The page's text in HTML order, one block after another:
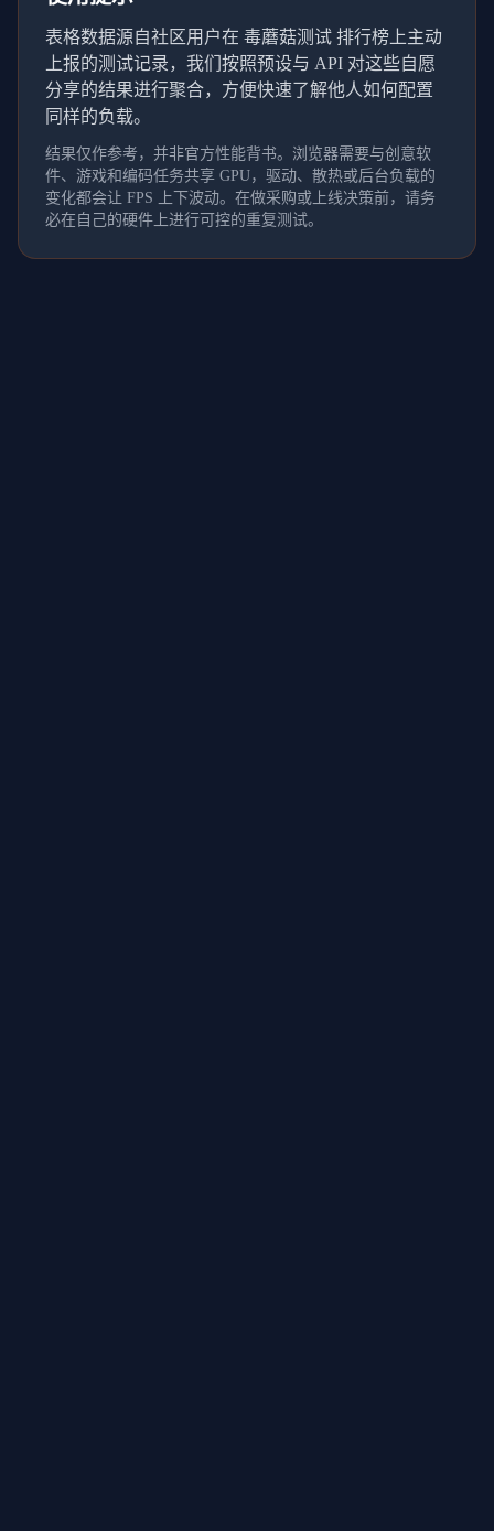
表格数据源自社区用户在 毒蘑菇测试 排行榜上主动
上报的测试记录，我们按照预设与 API 对这些自愿
分享的结果进行聚合，方便快速了解他人如何配置
同样的负载。
结果仅作参考，并非官方性能背书。浏览器需要与创意软
件、游戏和编码任务共享 GPU，驱动、散热或后台负载的
变化都会让 FPS 上下波动。在做采购或上线决策前，请务
必在自己的硬件上进行可控的重复测试。